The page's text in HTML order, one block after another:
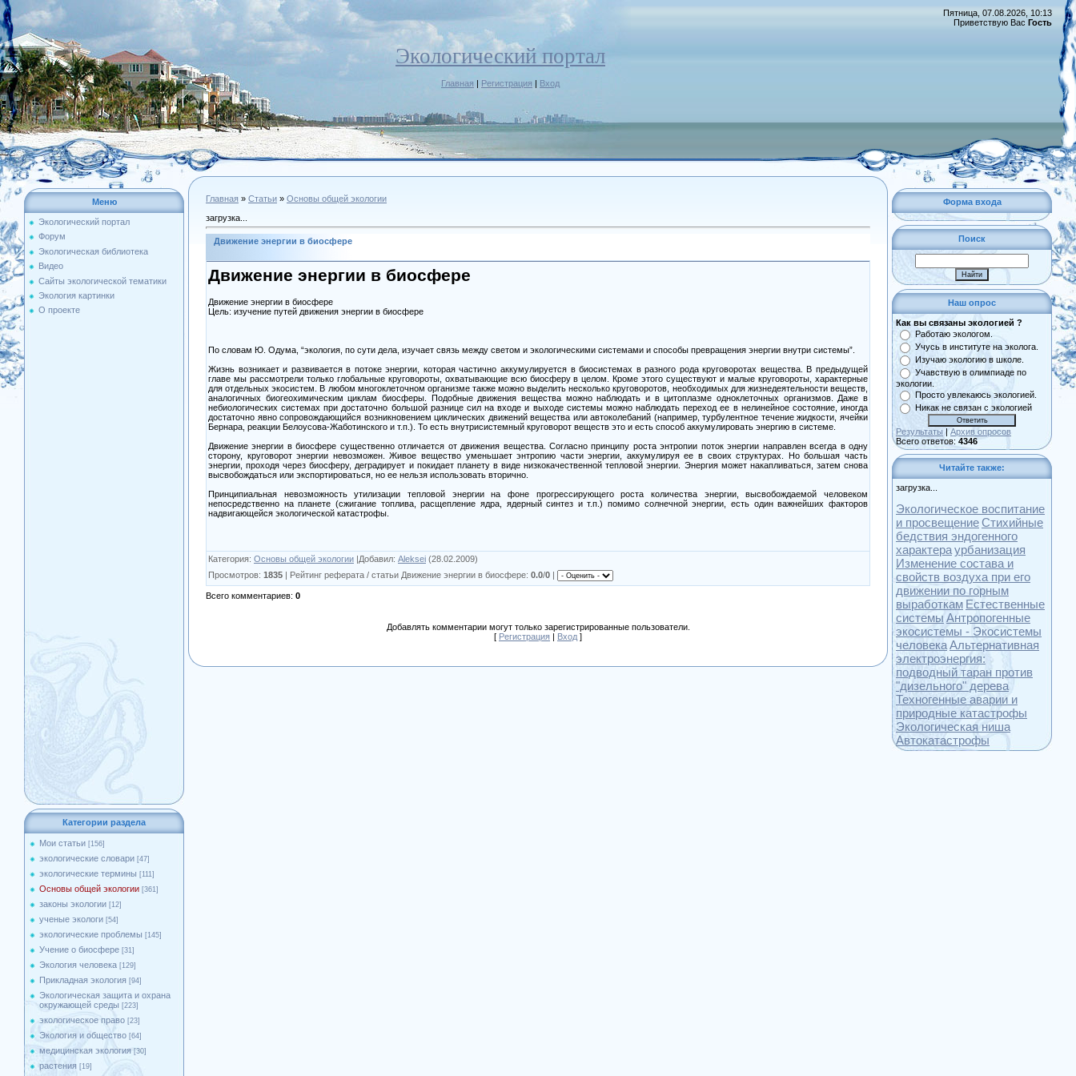
Экологический портал
Главная | Регистрация | Вход
Пятница, 07.08.2026, 10:13
Приветствую Вас Гость
Меню
Экологический портал
Форум
Экологическая библиотека
Видео
Сайты экологической тематики
Экология картинки
О проекте
Категории раздела
Мои статьи [156]
экологические словари [47]
экологические термины [111]
Основы общей экологии [361]
законы экологии [12]
ученые экологи [54]
экологические проблемы [145]
Учение о биосфере [31]
Экология человека [129]
Прикладная экология [94]
Экологическая защита и охрана
окружающей среды [223]
экологическое право [23]
Экология и общество [64]
медицинская экология [30]
растения [19]
Главная » Статьи » Основы общей экологии
загрузка...
Движение энергии в биосфере
Движение энергии в биосфере
Движение энергии в биосфере
Цель: изучение путей движения энергии в биосфере
По словам Ю. Одума, “экология, по сути дела, изучает связь между светом и экологическими системами и способы превращения энергии внутри системы”.
Жизнь возникает и развивается в потоке энергии, которая частично аккумулируется в биосистемах в разного рода круговоротах вещества. В предыдущей
главе мы рассмотрели только глобальные круговороты, охватывающие всю биосферу в целом. Кроме этого существуют и малые круговороты, характерные
для отдельных экосистем. В любом многоклеточном организме также можно выделить несколько круговоротов, необходимых для жизнедеятельности веществ,
аналогичных биогеохимическим циклам биосферы. Подобные движения вещества можно наблюдать и в цитоплазме одноклеточных организмов. Даже в
небиологических системах при достаточно большой разнице сил на входе и выходе системы можно наблюдать переход ее в нелинейное состояние, иногда
достаточно явно сопровождающийся возникновением циклических движений вещества или автоколебаний (например, турбулентное течение жидкости, ячейки
Бернара, реакции Белоусова-Жаботинского и т.п.). То есть внутрисистемный круговорот веществ это и есть способ аккумулировать энергию в системе.
Движение энергии в биосфере существенно отличается от движения вещества. Согласно принципу роста энтропии поток энергии направлен всегда в одну
сторону, круговорот энергии невозможен. Живое вещество уменьшает энтропию части энергии, аккумулируя ее в своих структурах. Но большая часть
энергии, проходя через биосферу, деградирует и покидает планету в виде низкокачественной тепловой энергии. Энергия может накапливаться, затем снова
высвобождаться или экспортироваться, но ее нельзя использовать вторично.
Принципиальная невозможность утилизации тепловой энергии на фоне прогрессирующего роста количества энергии, высвобождаемой человеком
непосредственно на планете (сжигание топлива, расщепление ядра, ядерный синтез и т.п.) помимо солнечной энергии, есть один важнейших факторов
надвигающейся экологической катастрофы.
Категория: Основы общей экологии |Добавил: Aleksei (28.02.2009)
Просмотров: 1835 | Рейтинг реферата / статьи Движение энергии в биосфере: 0.0/0 |
Всего комментариев: 0
Добавлять комментарии могут только зарегистрированные пользователи.
[ Регистрация | Вход ]
Форма входа
Поиск
Наш опрос
Как вы связаны экологией ?
Работаю экологом.
Учусь в институте на эколога.
Изучаю экологию в школе.
Учавствую в олимпиаде по
экологии.
Просто увлекаюсь экологией.
Никак не связан с экологией
Результаты | Архив опросов
Всего ответов: 4346
Читайте также:
загрузка...
Экологическое воспитание
и просвещениеСтихийные
бедствия эндогенного
характераурбанизация
Изменение состава и
свойств воздуха при его
движении по горным
выработкам Естественные
системы Антропогенные
экосистемы - Экосистемы
человекаАльтернативная
электроэнергия:
подводный таран против
"дизельного" дерева
Техногенные аварии и
природные катастрофы
Экологическая ниша
Автокатастрофы